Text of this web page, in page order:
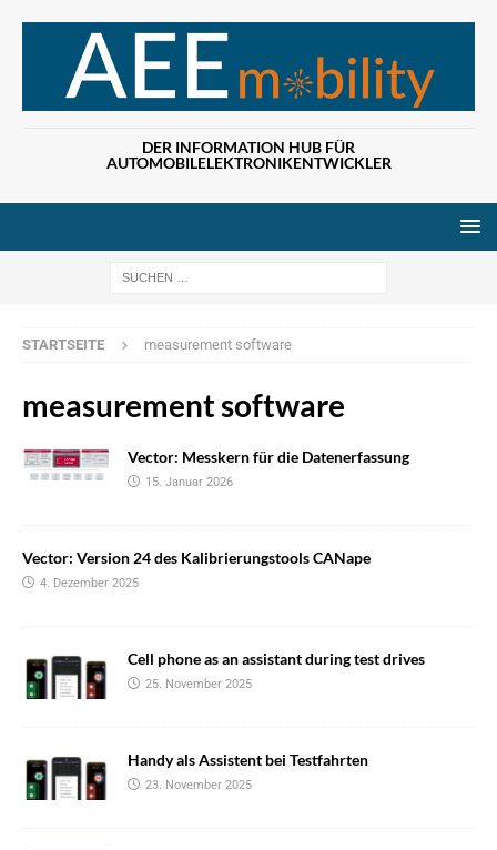
DER INFORMATION HUB FÜR
AUTOMOBILELEKTRONIKENTWICKLER
STARTSEITE measurement software
measurement software
Vector: Messkern für die Datenerfassung
15. Januar 2026
Vector: Version 24 des Kalibrierungstools CANape
4. Dezember 2025
Cell phone as an assistant during test drives
25. November 2025
Handy als Assistent bei Testfahrten
23. November 2025